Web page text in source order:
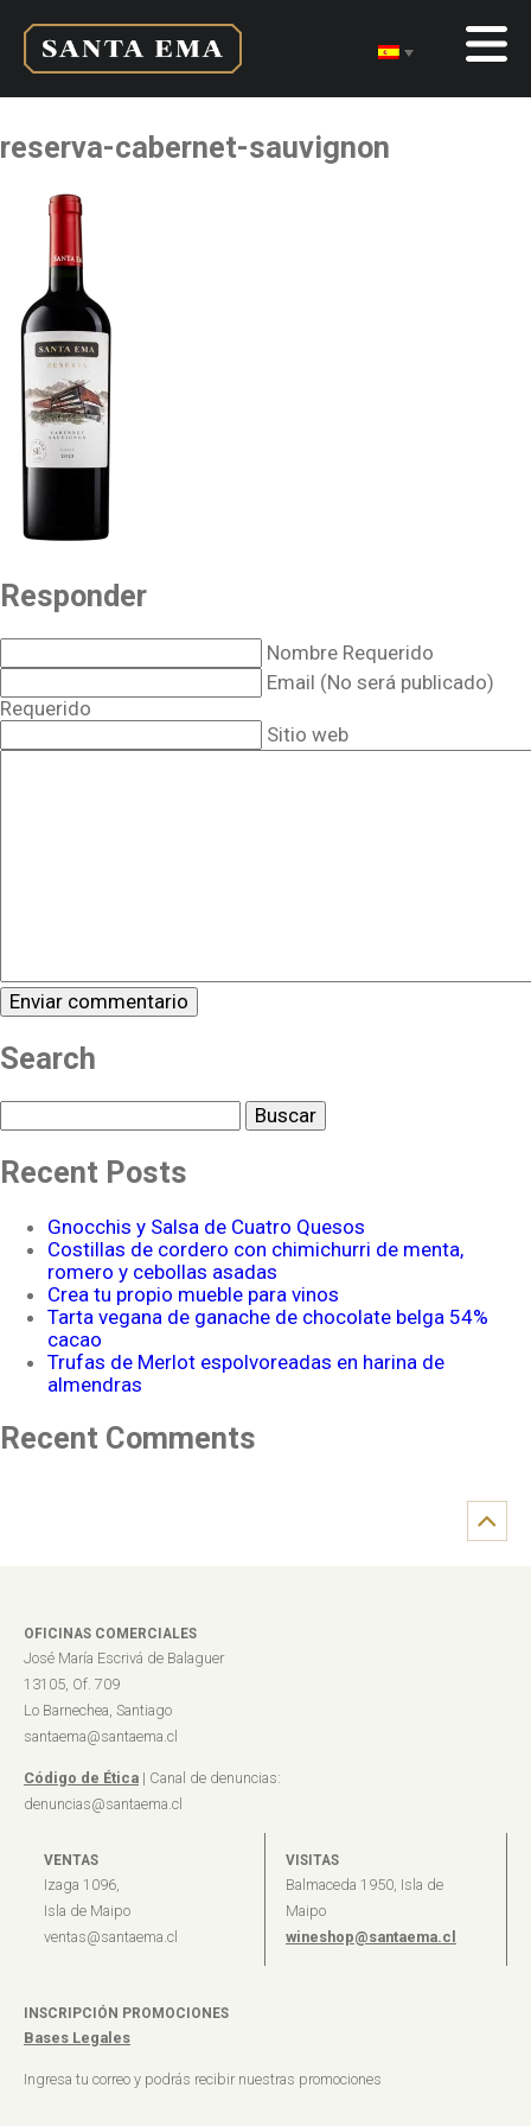
reserva-cabernet-sauvignon
Responder
Nombre Requerido
Email (No será publicado)
Requerido
Sitio web
Search
Recent Posts
Gnocchis y Salsa de Cuatro Quesos
Costillas de cordero con chimichurri de menta,
romero y cebollas asadas
Crea tu propio mueble para vinos
Tarta vegana de ganache de chocolate belga 54%
cacao
Trufas de Merlot espolvoreadas en harina de
almendras
Recent Comments
OFICINAS COMERCIALES
José María Escrivá de Balaguer
13105, Of. 709
Lo Barnechea, Santiago
santaema@santaema.cl
Código de Ética | Canal de denuncias:
denuncias@santaema.cl
VENTAS
Izaga 1096,
Isla de Maipo
ventas@santaema.cl
VISITAS
Balmaceda 1950, Isla de
Maipo
wineshop@santaema.cl
INSCRIPCIÓN PROMOCIONES
Bases Legales
Ingresa tu correo y podrás recibir nuestras promociones